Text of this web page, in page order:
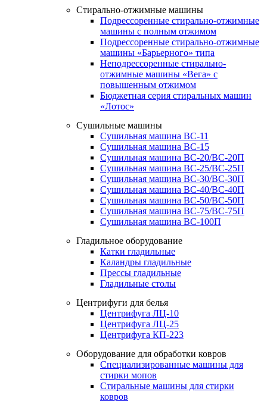
Стирально-отжимные машины
Подрессоренные стирально-отжимные
машины с полным отжимом
Подрессоренные стирально-отжимные
машины «Барьерного» типа
Неподрессоренные стирально-
отжимные машины «Вега» с
повышенным отжимом
Бюджетная серия стиральных машин
«Лотос»
Сушильные машины
Сушильная машина ВС-11
Сушильная машина ВС-15
Сушильная машина ВС-20/ВС-20П
Сушильная машина ВС-25/ВС-25П
Сушильная машина ВС-30/ВС-30П
Сушильная машина ВС-40/ВС-40П
Сушильная машина ВС-50/ВС-50П
Сушильная машина ВС-75/ВС-75П
Сушильная машина ВС-100П
Гладильное оборудование
Катки гладильные
Каландры гладильные
Прессы гладильные
Гладильные столы
Центрифуги для белья
Центрифуга ЛЦ-10
Центрифуга ЛЦ-25
Центрифуга КП-223
Оборудование для обработки ковров
Специализированные машины для
стирки мопов
Стиральные машины для стирки
ковров